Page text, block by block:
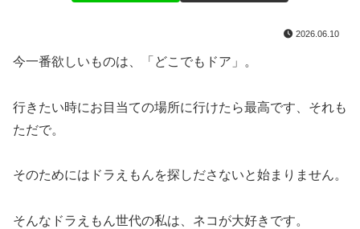
2026.06.10
今一番欲しいものは、「どこでもドア」。
行きたい時にお目当ての場所に行けたら最高です、それも
ただで。
そのためにはドラえもんを探しださないと始まりません。
そんなドラえもん世代の私は、ネコが大好きです。